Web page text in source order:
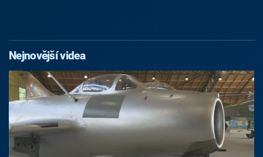
Nejnovější videa